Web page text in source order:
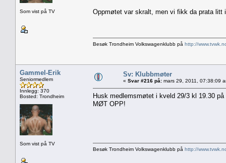
Som vist på TV Oppmøtet var skralt, men vi fikk da prata litt
Besøk Trondheim Volkswagenklubb på http://
Gammel-Erik
Seniormedlem
Innlegg: 370
Bosted: Trondheim
Som vist på TV
Sv: Klubbmøter
« Svar #216 på: mars 29, 2011, 07:38:09
Husk medlemsmøtet i kveld 29/3 kl 19.30
MØT OPP!
Besøk Trondheim Volkswagenklubb på http://